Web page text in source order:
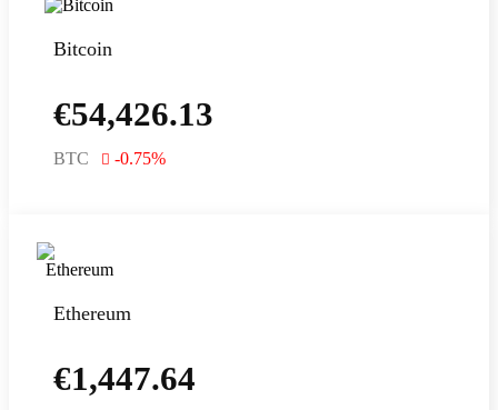
Bitcoin
€54,426.13
BTC -0.75%
Ethereum
€1,447.64